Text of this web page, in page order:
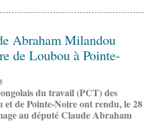
Abraham Milandou
de Loubou à Pointe-
du travail (PCT) des
et de Pointe-Noire ont rendu, le 28
au député Claude Abraham